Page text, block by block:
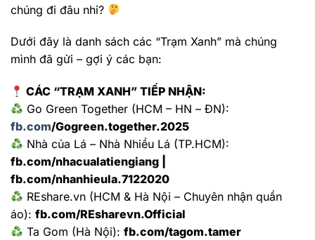
chúng đi đâu nhỉ?
Dưới đây là danh sách các “Trạm Xanh” mà chúng
mình đã gửi – gợi ý các bạn:
CÁC “TRẠM XANH” TIẾP NHẬN:
Go Green Together (HCM – HN – ĐN):
fb.com/Gogreen.together.2025
Nhà của Lá – Nhà Nhiều Lá (TP.HCM):
fb.com/nhacualatiengiang |
fb.com/nhanhieula.7122020
REshare.vn (HCM & Hà Nội – Chuyên nhận quần
áo): fb.com/REsharevn.Official
Ta Gom (Hà Nội):fb.com/tagom.tamer